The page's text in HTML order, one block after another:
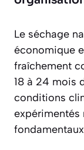
Le séchage
économique
fraîchement
18 à 24 mois
conditions
expérimentés